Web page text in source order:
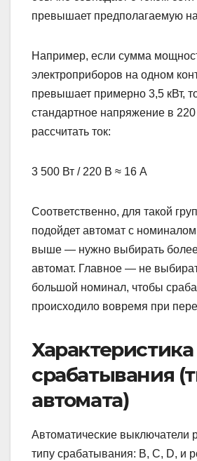
превышает предполагаемую
Например, если сумма
электроприборов на одном
превышает примерно 3,5 кВт,
стандартное напряжение в
рассчитать ток:
3 500 Вт / 220 В ≈ 16 А
Соответственно, для такой
подойдет автомат с
выше — нужно выбирать
автомат. Главное — не
большой номинал, чтобы
происходило вовремя при
Характеристика
срабатывания
автомата)
Автоматические выключатели
типу срабатывания: B, C, D, и